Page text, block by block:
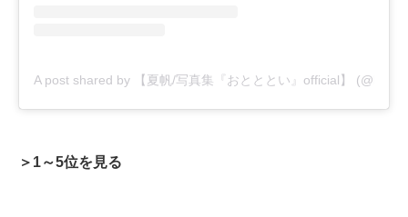
A post shared by 【夏帆/写真集『おとととい』official】
＞1～5位を見る